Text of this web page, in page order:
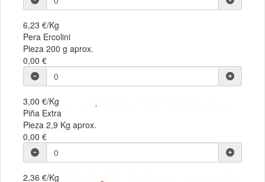
6,23 €/Kg
Pera Ercolini
Pieza 200 g aprox.
0,00 €
3,00 €/Kg
Piña Extra
Pieza 2,9 Kg aprox.
0,00 €
2,36 €/Kg